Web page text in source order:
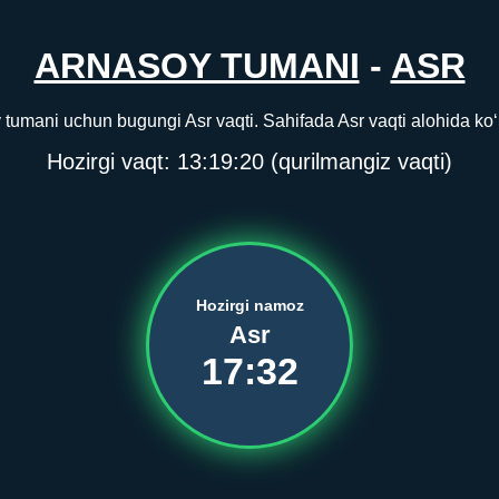
ARNASOY TUMANI - ASR
tumani uchun bugungi Asr vaqti. Sahifada Asr vaqti alohida
Hozirgi vaqt: 13:19:20 (qurilmangiz vaqti)
Hozirgi namoz
Asr
17:32